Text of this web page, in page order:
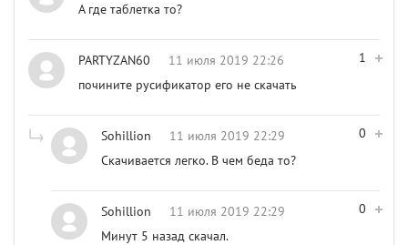
А где таблетка то?
1
PARTYZAN60
11 июля 2019 22:26
почините русификатор его не скачать
0
Sohillion
11 июля 2019 22:29
Скачивается легко. В чем беда то?
0
Sohillion
11 июля 2019 22:29
Минут 5 назад скачал.